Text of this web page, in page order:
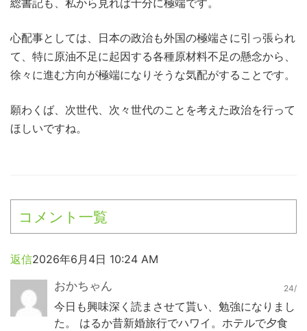
総書記も、私から見れば十分に極端です。
心配事としては、日本の政治も外国の極端さに引っ張られ
て、特に原油不足に起因する各種原材料不足の懸念から、
徐々に進む方向が極端になりそうな気配がすることです。
願わくば、次世代、次々世代のことを考えた政治を行って
ほしいですね。
コメント一覧
返信2026年6月4日 10:24 AM
おかちゃん
24/
今日も興味深く読まさせて貰い、勉強になりまし
た。 はるか昔新婚旅行でハワイ。ホテルで夕食